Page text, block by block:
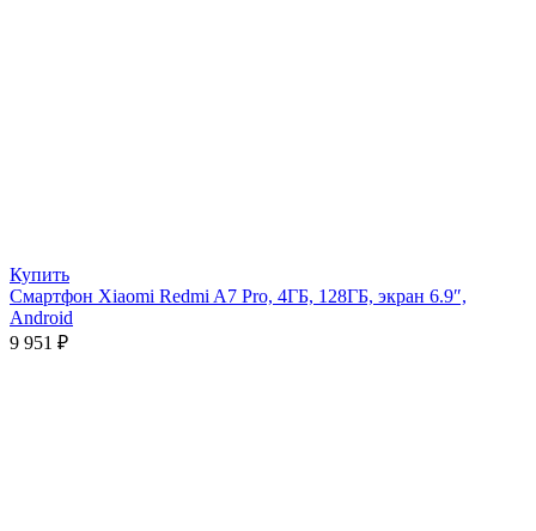
Купить
Смартфон Xiaomi Redmi A7 Pro, 4ГБ, 128ГБ, экран 6.9″,
Android
9 951 ₽